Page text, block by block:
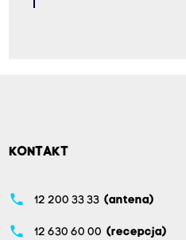
KONTAKT
phone 12 200 33 33 (antena)
phone 12 630 60 00 (recepcja)